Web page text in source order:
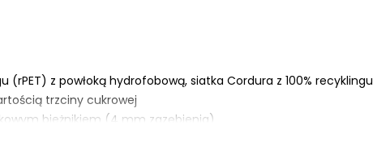
(rPET) z powłoką hydrofobową, siatka Cordura z 100% recyklingu
trzciny cukrowej
bieżnikiem (4 mm zazębienia)
szybkiego sznurowania